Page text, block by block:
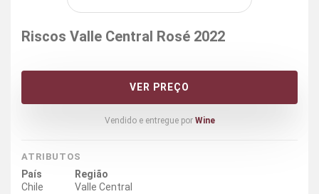
Riscos Valle Central Rosé 2022
VER PREÇO
Vendido e entregue por Wine
ATRIBUTOS
País
Chile
Região
Valle Central